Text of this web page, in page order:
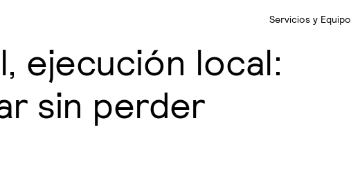
Servicios y Equipo
ejecución local:
sin perder